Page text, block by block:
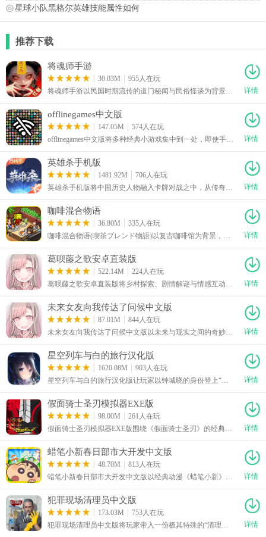
星球小队黑格尔英雄技能属性如何
推荐下载
将魂师手游
30.03M
955人在玩
将魂师手游以民国时期流传的道门秘闻与民俗怪谈为背景，玩家将化身茅山弟子，在诡谲奇异的世界中展开修行历练。将魂师手游下载安装后，玩家可以通过战斗获取装备、材料等资源，不断强化自身实力，打造更强大的战斗装备。同时还加入宠物养成系统，搭配丰富的培养内容，让角色成长路线更加多样。
详情
offlinegames中文版
147.05M
574人在玩
offlinegames中文版将多种经典小游戏集中到一处，即使手机没有网络，也能随时打开消磨时间。offlinegames中文版下载安装后，游戏平台主打简单、轻量的离线娱乐方式，不需要联网即可正常游玩，无论是在飞机上、地铁里，还是处于没有信号的环境中，都能直接开启游戏。游戏界面设计简洁明了，各类玩法都能快速找到，操作过程也没有复杂步骤，同时支持中文显示。
详情
英雄杀手机版
1481.92M
706人在玩
英雄杀手机版将中国历史人物融入卡牌对战之中，从传奇帝王到民间豪杰，都能化身拥有独特能力的英雄登场。英雄杀手机版下载安装后，游戏延续经典身份博弈玩法，玩家会随机加入主公、忠臣、反贼或内奸等阵营，并根据自身身份制定行动策略。还加入3V3、排位竞技、好友组队等玩法，并提供英雄DIY、宝具搭配以及多种挑战内容。
详情
咖啡混合物语
36.80M
335人在玩
咖啡混合物语(喫茶ブレンド物語)以复古咖啡馆为背景，从一家小店开始经营，亲手打造属于自己的咖啡品牌。咖啡混合物语游戏下载后，玩家需要合理安排员工、升级店内设施，并利用赚取的资金购置新的食材、家具和装饰。随着店铺规模逐渐扩大，可解锁更多经营内容，让咖啡馆拥有鲜明的主题风格。
详情
葛呗藤之歌安卓直装版
522.14M
224人在玩
葛呗藤之歌安卓直装版将乡村探索、剧情解谜与情感互动结合在一起，带玩家走进一座宁静的日式村落。葛呗藤之歌安卓直装版下载安装后，随着探索不断深入，玩家可以前往森林、村落等场景寻找线索，并翻阅祖父留下的手绘记录。游戏还加入了多名角色互动内容，随着剧情推进可以逐渐了解不同人物的经历，并通过完成任务推动故事发展。
详情
未来女友向我传达了问候中文版
87.01M
844人在玩
未来女友向我传达了问候中文版以未来与现实之间的奇妙联系为主线，玩家将化身普通大学生，通过手机与一名神秘少女展开交流。未来女友向我传达了问候中文版下载安装后，游戏采用二次元视觉剧情表现方式，丰富的对话内容搭配多样选择，让玩家能够亲自决定故事走向。
详情
星空列车与白的旅行汉化版
1620.08M
903人在玩
星空列车与白的旅行汉化版让玩家以钟城晓的身份登上“银河号”，在漫长旅途中遇见猫耳少女诺瓦以及其他神秘乘客。星空列车与白的旅行汉化版下载安装后，随着旅程不断深入，尘封的往事开始一点点浮现。玩家需要通过剧情选项参与故事发展，从不同角色的视角了解事件经过，并随着记忆恢复逐渐揭开众人登上星空列车的真正原因。
详情
假面骑士圣刃模拟器EXE版
98.00M
261人在玩
假面骑士圣刃模拟器EXE版围绕《假面骑士圣刃》的经典变身机制打造，玩家可以在手机上体验还原度较高的圣刃变身流程。假面骑士圣刃模拟器EXE版下载安装后，游戏收录多种剧中形态，包括勇气飞龙、远古飞龙、终极巴哈姆特等，玩家能够自由切换不同形态，感受各具特色的变身演出。
详情
蜡笔小新春日部市大开发中文版
48.70M
813人在玩
蜡笔小新春日部市大开发中文版以经典动漫《蜡笔小新》的春日部为背景，玩家将和小新、风间、妮妮等熟悉角色一起经营小镇。蜡笔小新春日部市大开发中文版下载安装后，游戏融合了城市规划、模拟经营与农场养成等内容，准备了上百种建筑及物品。玩家可以种植作物获取资源，也能完成各种日常任务赚取发展所需的材料，再利用这些资源扩建城市、修建店铺，不断提高小镇的整体繁荣度。
详情
犯罪现场清理员中文版
173.03M
753人在玩
犯罪现场清理员中文版将玩家带入一份极其特殊的“清理工作”中。为了筹集女儿的治疗费用，主角选择进入黑帮组织，接下危险的犯罪现场善后任务。犯罪现场清理员中文版下载安装后，玩家的每次行动都需要合理安排时间和工具，面对不同环境，还要根据实际情况选择合适的工具完成清理。
详情